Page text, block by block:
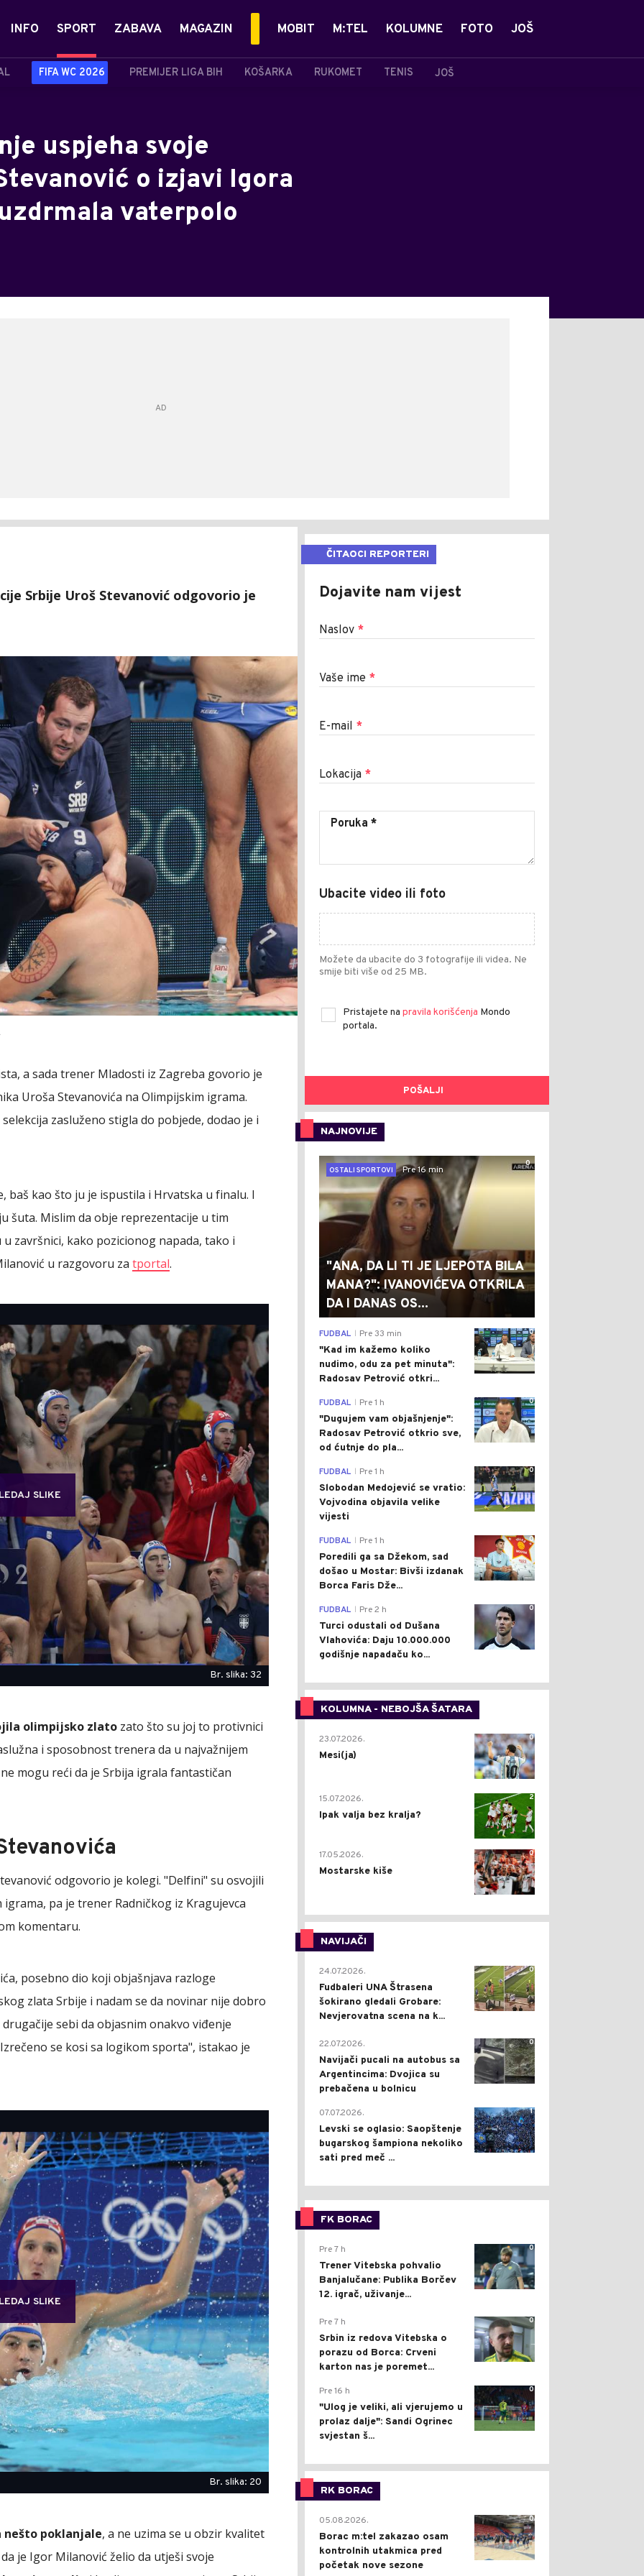
INFO SPORT
FIFA WC 2026 PREMIJER LIGA BIH KOŠARKA RUKOMET TENIS JOŠ
ZABAVA MAGAZIN MOBIT M:TEL KOLUMNE FOTO JOŠ
uspjeha svoje
o izjavi Igora
vaterpolo
Srbije Uroš Stevanović odgovorio je
a sada trener Mladosti iz Zagreba govorio je
Uroša Stevanovića na Olimpijskim igrama.
zasluženo stigla do pobjede, dodao je i
baš kao što ju je ispustila i Hrvatska u finalu. I
šuta. Mislim da obje reprezentacije u tim
završnici, kako pozicionog napada, tako i
u razgovoru za tportal.
SLIKE
Br. slika: 32
olimpijsko zlato zato što su joj to protivnici
i sposobnost trenera da u najvažnijem
mogu reći da je Srbija igrala fantastičan
odgovorio je kolegi. "Delfini" su osvojili
pa je trener Radničkog iz Kragujevca
komentaru.
posebno dio koji objašnjava razloge
zlata Srbije i nadam se da novinar nije dobro
sebi da objasnim onakvo viđenje
se kosi sa logikom sporta", istakao je
SLIKE
Br. slika: 20
nešto poklanjale, a ne uzima se u obzir kvalitet
je Igor Milanović želio da utješi svoje
ČITAOCI REPORTERI
Dojavite nam vijest
Naslov *
Vaše ime *
E-mail *
Lokacija *
Ubacite video ili foto
Možete da ubacite do 3 fotografije ili videa. Ne
smije biti više od 25 MB.
Pristajete na pravila korišćenja Mondo
portala.
POŠALJI
NAJNOVIJE
0
OSTALI SPORTOVI
Pre 16 min
"ANA, DA LI TI JE LJEPOTA BILA
MANA?": IVANOVIĆEVA OTKRILA
DA I DANAS OS...
0
FUDBAL Pre 33 min
"Kad im kažemo koliko
nudimo, odu za pet minuta":
Radosav Petrović otkri...
0
FUDBAL Pre 1 h
"Dugujem vam objašnjenje":
Radosav Petrović otkrio sve,
od ćutnje do pla...
0
FUDBAL Pre 1 h
Slobodan Medojević se vratio:
Vojvodina objavila velike
vijesti
0
FUDBAL Pre 1 h
Poredili ga sa Džekom, sad
došao u Mostar: Bivši izdanak
Borca Faris Dže...
0
FUDBAL Pre 2 h
Turci odustali od Dušana
Vlahovića: Daju 10.000.000
godišnje napadaču ko...
KOLUMNA - NEBOJŠA ŠATARA
0
23.07.2026.
Mesi(ja)
2
15.07.2026.
Ipak valja bez kralja?
0
17.05.2026.
Mostarske kiše
NAVIJAČI
0
24.07.2026.
Fudbaleri UNA Štrasena
šokirano gledali Grobare:
Nevjerovatna scena na k...
0
22.07.2026.
Navijači pucali na autobus sa
Argentincima: Dvojica su
prebačena u bolnicu
1
07.07.2026.
Levski se oglasio: Saopštenje
bugarskog šampiona nekoliko
sati pred meč ...
FK BORAC
0
Pre 7 h
Trener Vitebska pohvalio
Banjalučane: Publika Borčev
12. igrač, uživanje...
0
Pre 7 h
Srbin iz redova Vitebska o
porazu od Borca: Crveni
karton nas je poremet...
0
Pre 16 h
"Ulog je veliki, ali vjerujemo u
prolaz dalje": Sandi Ogrinec
svjestan š...
RK BORAC
0
05.08.2026.
Borac m:tel zakazao osam
kontrolnih utakmica pred
početak nove sezone